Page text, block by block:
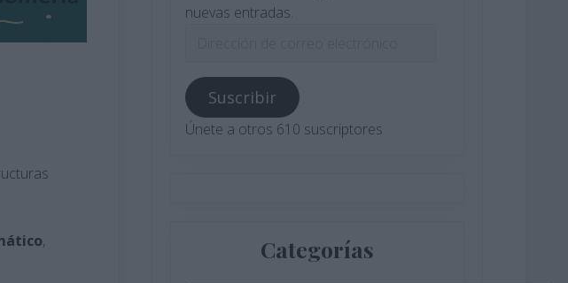
,
nuevas entradas.
correo
electrónico
Suscribir
Únete a otros 610 suscriptores
Categorías